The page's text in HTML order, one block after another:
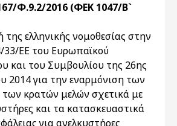
Φ.9.2/2016 (ΦΕΚ 1047/Β`
ελληνικής νομοθεσίας στην
33/ΕE του Ευρωπαϊκού
και του Συμβουλίου της 26ης
2014 για την εναρμόνιση των
κρατών μελών σχετικά με
και τα κατασκευαστικά
για ανελκυστήρες